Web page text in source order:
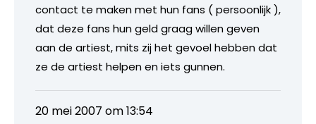
contact te maken met hun fans ( persoonlijk ),
dat deze fans hun geld graag willen geven
aan de artiest, mits zij het gevoel hebben dat
ze de artiest helpen en iets gunnen.
20 mei 2007 om 13:54